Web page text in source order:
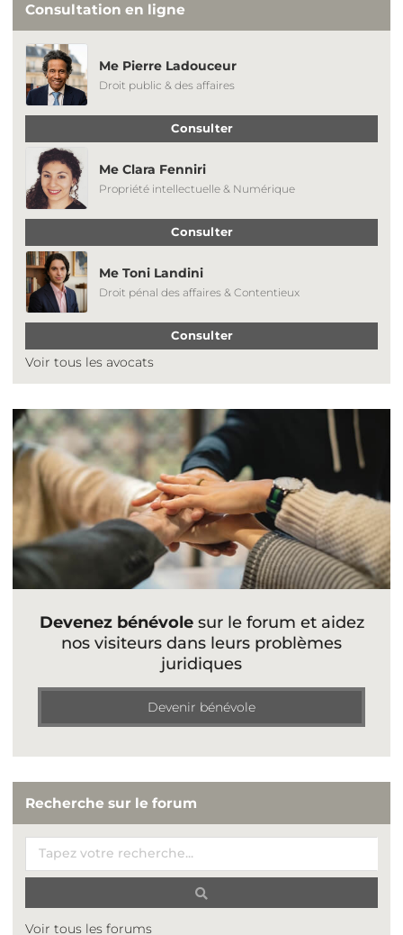
Consultation en ligne
Me Pierre Ladouceur
Droit public & des affaires
Consulter
Me Clara Fenniri
Propriété intellectuelle & Numérique
Consulter
Me Toni Landini
Droit pénal des affaires & Contentieux
Consulter
Voir tous les avocats
Devenez bénévolesur le forum et aidez
nos visiteurs dans leurs problèmes
juridiques
Devenir bénévole
Recherche sur le forum
Voir tous les forums